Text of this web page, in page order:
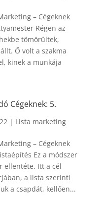
– Cégeknek
Régen az
tömörültek,
Ő volt a szakma
kinek a munkája
Cégeknek: 5.
| Lista marketing
– Cégeknek
Ez a módszer
ellentéte. Itt a cél
a lista szerinti
a csapdát, kellően...